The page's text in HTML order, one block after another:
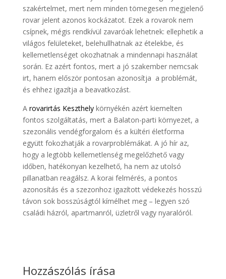
szakértelmet, mert nem minden tömegesen megjelenő
rovar jelent azonos kockázatot. Ezek a rovarok nem
csípnek, mégis rendkívül zavaróak lehetnek: ellephetik a
világos felületeket, belehullhatnak az ételekbe, és
kellemetlenséget okozhatnak a mindennapi használat
során. Ez azért fontos, mert a jó szakember nemcsak
irt, hanem először pontosan azonosítja a problémát,
és ehhez igazítja a beavatkozást.
A rovarirtás Keszthelykörnyékén azért kiemelten
fontos szolgáltatás, mert a Balaton-parti környezet, a
szezonális vendégforgalom és a kültéri életforma
együtt fokozhatják a rovarproblémákat. A jó hír az,
hogy a legtöbb kellemetlenség megelőzhető vagy
időben, hatékonyan kezelhető, ha nem az utolsó
pillanatban reagálsz. A korai felmérés, a pontos
azonosítás és a szezonhoz igazított védekezés hosszú
távon sok bosszúságtól kímélhet meg – legyen szó
családi házról, apartmanról, üzletről vagy nyaralóról.
Hozzászólás írása